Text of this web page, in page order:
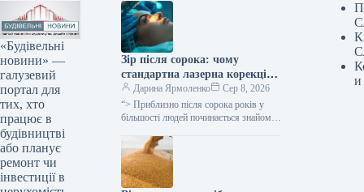
«Будівельні
новини» —
галузевий
портал для
тих, хто
працює в
будівництві
або планує
ремонт чи
інвестиції в
Зір після сорока: чому
стандартна лазерна корекція
більше не ефективна та що
пропонує «Ексімер»
Дарина Ярмоленко
Сер 8, 2026
“> Приблизно після сорока років у
більшості людей починається знайомий
доводиться відсувати далі, дрібний
шрифт у…
и